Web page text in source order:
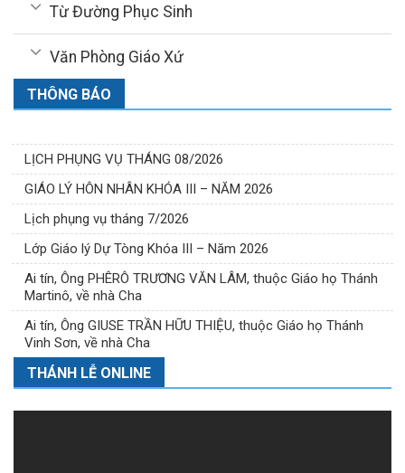
Từ Đường Phục Sinh
Văn Phòng Giáo Xứ
THÔNG BÁO
LỊCH PHỤNG VỤ THÁNG 08/2026
GIÁO LÝ HÔN NHÂN KHÓA III – NĂM 2026
Lịch phụng vụ tháng 7/2026
Lớp Giáo lý Dự Tòng Khóa III – Năm 2026
Ai tín, Ông PHÊRÔ TRƯƠNG VĂN LÂM, thuộc Giáo họ Thánh
Martinô, về nhà Cha
Ai tín, Ông GIUSE TRẦN HỮU THIỆU, thuộc Giáo họ Thánh
Vinh Sơn, về nhà Cha
THÁNH LỄ ONLINE